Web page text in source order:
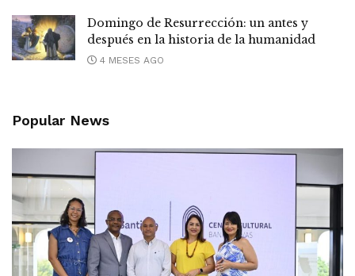
Domingo de Resurrección: un antes y
después en la historia de la humanidad
4 MESES AGO
Popular News